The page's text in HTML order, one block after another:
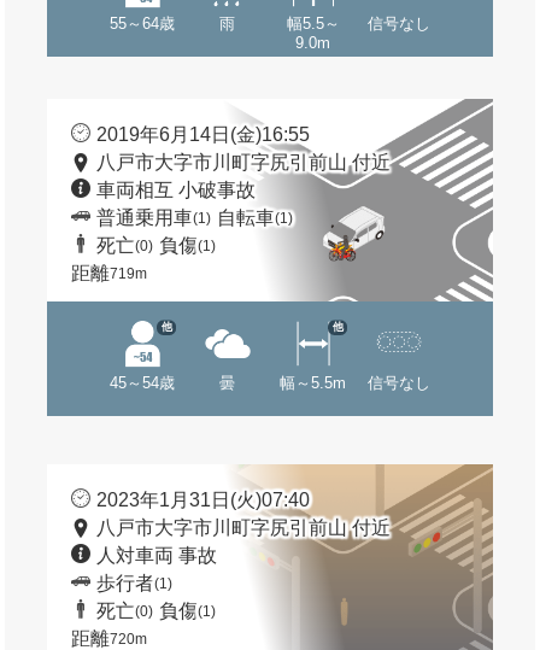
55～64歳 雨
幅5.5～
9.0m
信号なし
2019年6月14日(金)16:55
八戸市大字市川町字尻引前山 付近
車両相互 小破事故
普通乗用車(1) 自転車(1)
死亡(0) 負傷(1)
距離719m
45～54歳
他
曇 幅～5.5m
他
信号なし
2023年1月31日(火)07:40
八戸市大字市川町字尻引前山 付近
人対車両 事故
歩行者(1)
死亡(0) 負傷(1)
距離720m